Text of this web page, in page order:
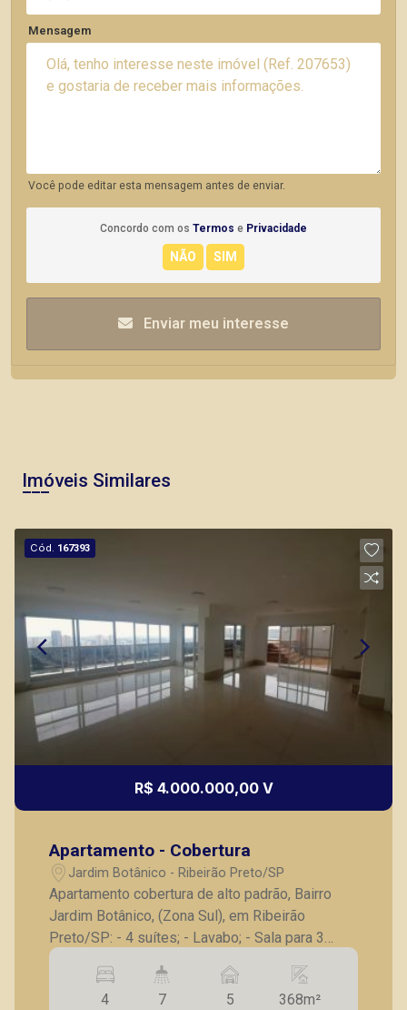
Mensagem
Você pode editar esta mensagem antes de enviar.
Concordo com os Termos e Privacidade
Enviar meu interesse
Imóveis Similares
Cód. 167393
R$ 4.000.000,00 V
Apartamento - Cobertura
Jardim Botânico - Ribeirão Preto/SP
Apartamento cobertura de alto padrão, Bairro
Jardim Botânico, (Zona Sul), em Ribeirão
Preto/SP: - 4 suítes; - Lavabo; - Sala para 3
ambientes; - Varanda gourmet com
churrasqueira; - Cozinha planejada; - Piscina; -
Banheira de hidromassagem; - Banheiro e
4
7
5
368m²